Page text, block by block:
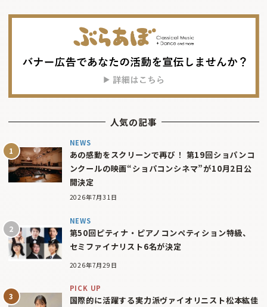
人気の記事
NEWS
あの感動をスクリーンで再び！ 第19回ショパンコ
ンクールの映画“ショパコンシネマ”が10月2日公
開決定
2026年7月31日
NEWS
第50回ピティナ・ピアノコンペティション特級、
セミファイナリスト6名が決定
2026年7月29日
PICK UP
国際的に活躍する実力派ヴァイオリニスト松本紘佳